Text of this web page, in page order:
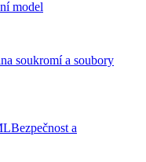
model
soukromí a soubory
Bezpečnost a